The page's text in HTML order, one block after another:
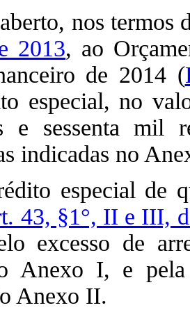
nos termos
2013, ao
de 2014 (
especial, no
e sessenta mil
indicadas no
especial de
43, §1°, II e III,
excesso de
Anexo I, e pela
Anexo II.